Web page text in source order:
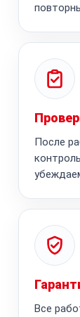
После
Все